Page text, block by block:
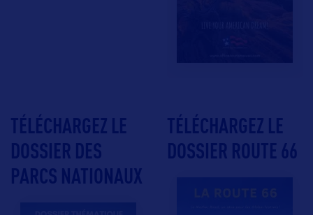
TÉLÉCHARGEZ LE
DOSSIER DES
PARCS NATIONAUX
TÉLÉCHARGEZ LE
DOSSIER ROUTE 66